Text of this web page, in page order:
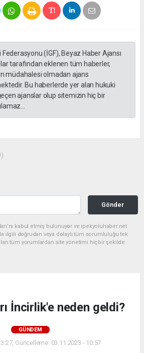
(İGF), Beyaz Haber Ajansı
tarafından eklenen tüm haberler,
müdahalesi olmadan ajans
Bu haberlerde yer alan hukuki
ajanslar olup sitemizin hiç bir
Gönder
kabul etmiş bulunuyor ve ipekyoluhaber.net
ilgili doğrudan veya dolaylı tüm sorumluluğu tek
tüm yorumlardan site yönetimi hiçbir şekilde
İncirlik'e neden geldi?
GÜNDEM
Güncelleme: 03.11.2023 - 10:57